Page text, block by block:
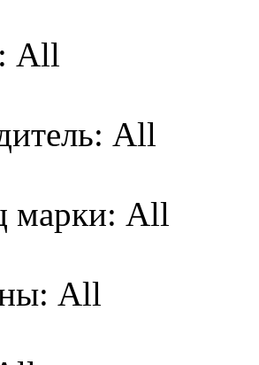
All
All
марки: All
All